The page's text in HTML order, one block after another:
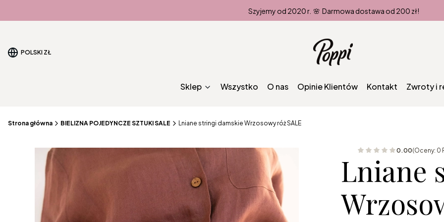
Szyjemy od 2020 r. 🌸 Darmowa dostawa od 200 zł!
POLSKI ZŁ
Sklep Wszystko O nas Opinie Klientów Kontakt Zwroty i
Strona główna BIELIZNA POJEDYNCZE SZTUKI SALE Lniane stringi damskie Wrzosowy róż SALE
0.00(Oceny: 0
Lniane